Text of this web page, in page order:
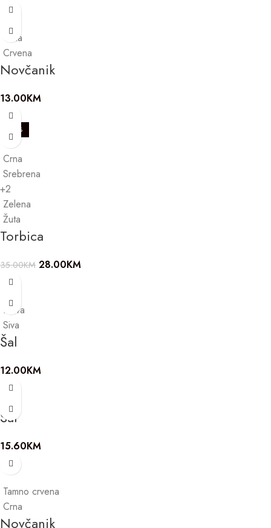
Crna
Crvena
Novčanik
13.00KM
-20%
Crna
Srebrena
+2
Zelena
Žuta
Torbica
35.00KM 28.00KM
Plava
Siva
Šal
12.00KM
Šal
15.60KM
Tamno crvena
Crna
Novčanik